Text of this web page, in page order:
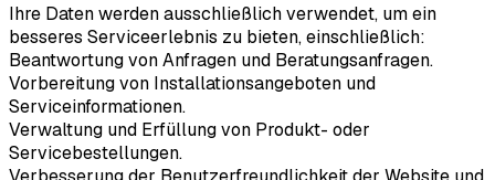
Ihre Daten werden ausschließlich verwendet, um ein
besseres Serviceerlebnis zu bieten, einschließlich:
Beantwortung von Anfragen und Beratungsanfragen.
Vorbereitung von Installationsangeboten und
Serviceinformationen.
Verwaltung und Erfüllung von Produkt- oder
Servicebestellungen.